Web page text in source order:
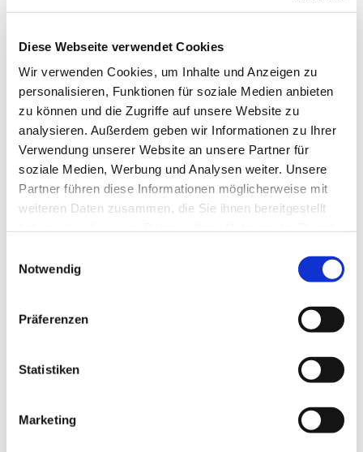
Diese Webseite verwendet Cookies
Wir verwenden Cookies, um Inhalte und Anzeigen zu
personalisieren, Funktionen für soziale Medien anbieten
zu können und die Zugriffe auf unsere Website zu
analysieren. Außerdem geben wir Informationen zu Ihrer
Verwendung unserer Website an unsere Partner für
soziale Medien, Werbung und Analysen weiter. Unsere
Partner führen diese Informationen möglicherweise mit
weiteren Daten zusammen, die Sie ihnen bereitgestellt
Notwendig
Präferenzen
Statistiken
Marketing
Dies könnte Sie auch